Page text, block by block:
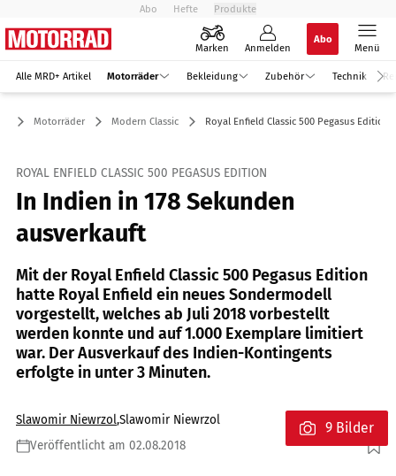
Abo Hefte Produkte
Marken Anmelden
Abo
Menü
Alle MRD+ Artikel Motorräder Bekleidung Zubehör Technik
Motorräder Modern Classic Royal Enfield Classic 500 Pegasus Edition
ROYAL ENFIELD CLASSIC 500 PEGASUS EDITION
In Indien in 178 Sekunden
ausverkauft
Mit der Royal Enfield Classic 500 Pegasus Edition
hatte Royal Enfield ein neues Sondermodell
vorgestellt, welches ab Juli 2018 vorbestellt
werden konnte und auf 1.000 Exemplare limitiert
war. Der Ausverkauf des Indien-Kontingents
erfolgte in unter 3 Minuten.
Slawomir Niewrzol,Slawomir Niewrzol
Veröffentlicht am 02.08.2018
Foto: Royal Enfield
9 Bilder